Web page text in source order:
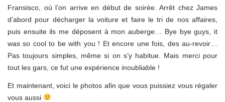
Fransisco, où l’on arrive en début de soirée. Arrêt chez James
d’abord pour décharger la voiture et faire le tri de nos affaires,
puis ensuite ils me déposent à mon auberge… Bye bye guys, it
was so cool to be with you ! Et encore une fois, des au-revoir…
Pas toujours simples, même si on s’y habitue. Mais merci pour
tout les gars, ce fut une expérience inoubliable !
Et maintenant, voici le photos afin que vous puissiez vous régaler
vous aussi